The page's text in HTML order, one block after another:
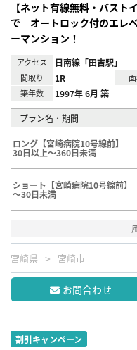
【ネット有線無料・バス
で オートロック付のエレ
ーマンション！
アクセス 日南線「田吉駅」
間取り 1R
築年数 1997年 6月 築
プラン名・期間
ロング【宮崎病院10号線前】
30日以上～360日未満
ショート【宮崎病院10号線前】
～30日未満
宮崎県 宮崎市
お問合わせ
割引キャンペーン